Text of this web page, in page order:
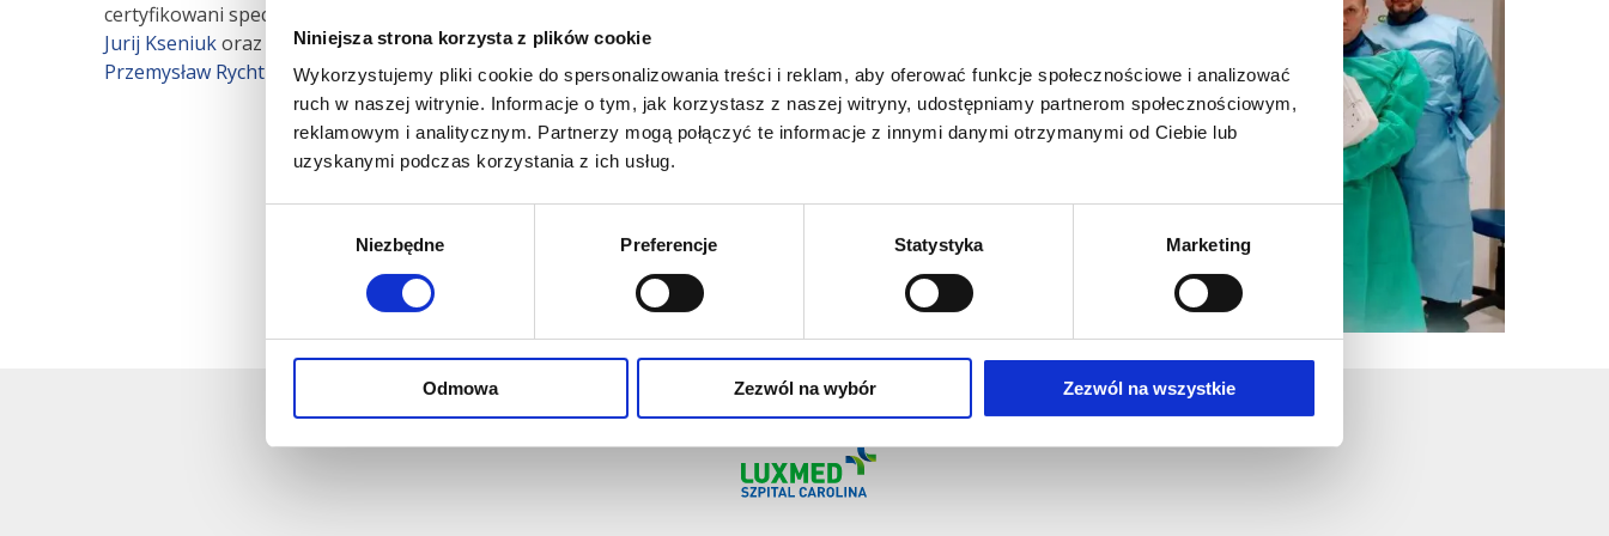
Niniejsza strona korzysta z plików cookie
Wykorzystujemy pliki cookie do spersonalizowania treści i reklam, aby oferować funkcje społecznościowe i analizować
ruch w naszej witrynie. Informacje o tym, jak korzystasz z naszej witryny, udostępniamy partnerom społecznościowym,
reklamowym i analitycznym. Partnerzy mogą połączyć te informacje z innymi danymi otrzymanymi od Ciebie lub
uzyskanymi podczas korzystania z ich usług.
Niezbędne Preferencje Statystyka Marketing
Odmowa Zezwól na wybór Zezwól na wszystkie
Leczenie bólu
certyfikowani specjaliści endoskopowej chirurgii kręgosłupa joimax® –
Jurij Kseniukoraz lek. Adrian Rymarczyk, a wśród wykładowców
Przemysław Rychtik